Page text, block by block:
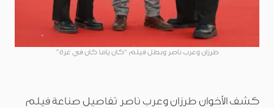
طرزان وعرب ناصر وبطل فيلم “كان ياما كان في غزة”
كشف الأخوان طرزان وعرب ناصر تفاصيل صناعة فيلم